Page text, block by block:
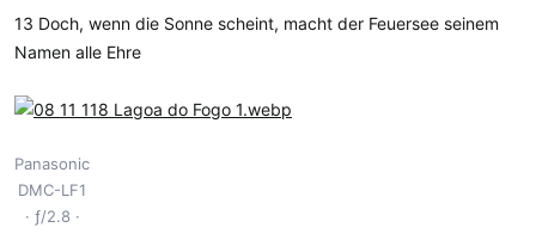
13 Doch, wenn die Sonne scheint, macht der Feuersee seinem
Namen alle Ehre
Panasonic
DMC-LF1
ƒ/2.8